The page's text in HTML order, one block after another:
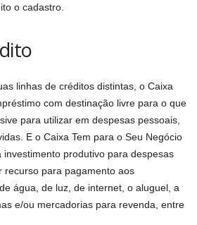
o cadastro.
linhas de créditos distintas, o Caixa
com destinação livre para o que
para utilizar em despesas pessoais,
E o Caixa Tem para o Seu Negócio
produtivo para despesas
recurso para pagamento aos
água, de luz, de internet, o aluguel, a
e/ou mercadorias para revenda, entre